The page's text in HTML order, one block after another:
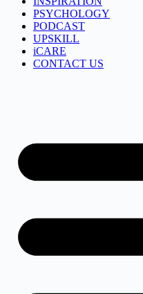
PSYCHOLOGY
PODCAST
UPSKILL
iCARE
CONTACT US